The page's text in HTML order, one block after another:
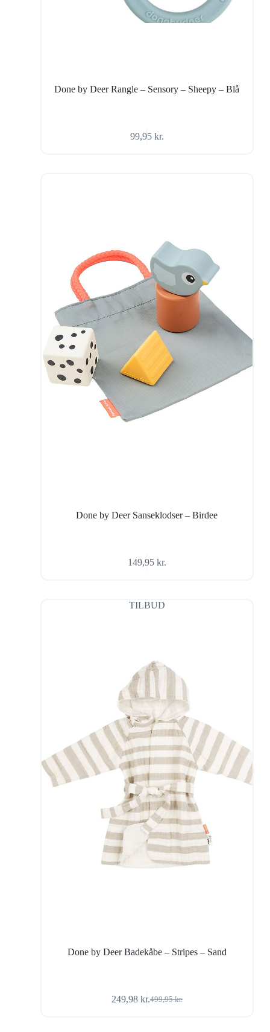
Done by Deer Rangle – Sensory – Sheepy – Blå
99,95 kr.
Done by Deer Sanseklodser – Birdee
149,95 kr.
TILBUD
Done by Deer Badekåbe – Stripes – Sand
499,95kr.
Den
249,98 kr.Den